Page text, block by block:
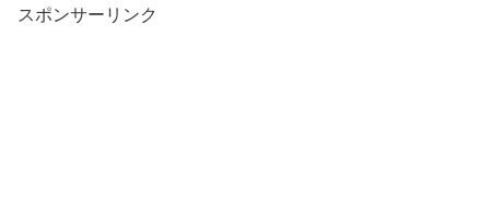
スポンサーリンク